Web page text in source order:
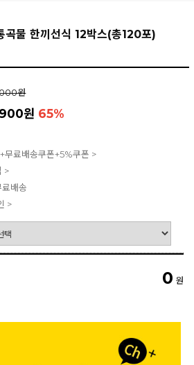
물 한끼선식 12박스(총120포)
원
원 65%
료배송쿠폰+5%쿠폰 >
>
배송
>
0 원